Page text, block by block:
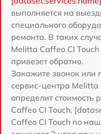
выполняется на
специального
ремонта. В таких
Melitta Caffeo CI
привезет обратно.
Закажите звонок или
сервис-центра Melitta
определит
Caffeo CI Touch.
Caffeo CI Touch по